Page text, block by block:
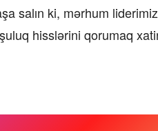
salın ki, mərhum
hisslərini qorumaq